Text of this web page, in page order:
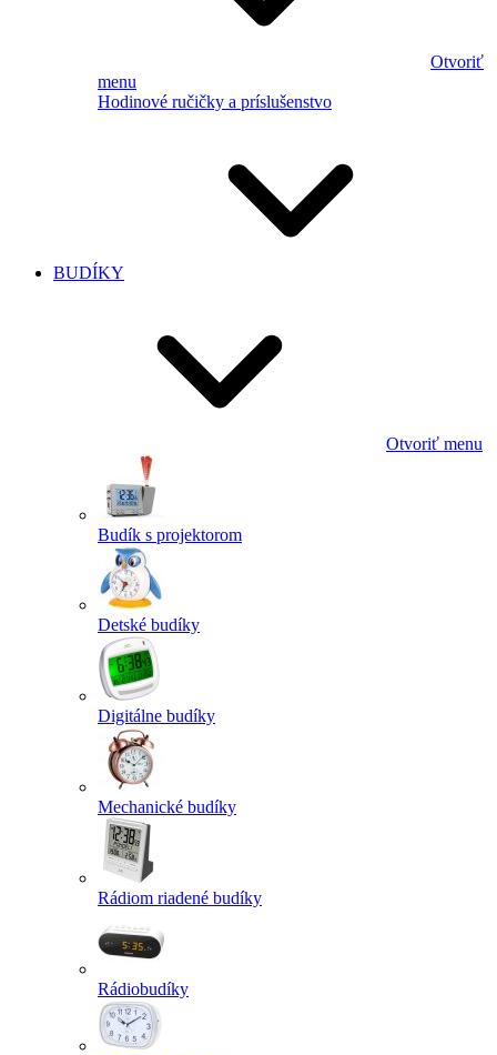
Otvoriť
menu
Hodinové ručičky a príslušenstvo
BUDÍKY
Otvoriť menu
Budík s projektorom
Detské budíky
Digitálne budíky
Mechanické budíky
Rádiom riadené budíky
Rádiobudíky